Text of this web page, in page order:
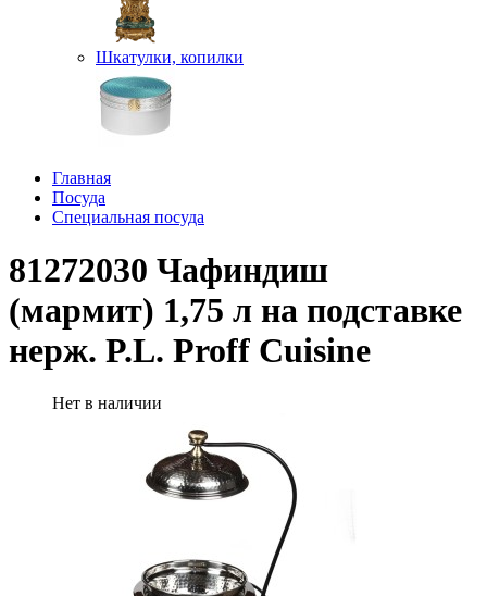
Шкатулки, копилки
Главная
Посуда
Специальная посуда
81272030 Чафиндиш
(мармит) 1,75 л на подставке
нерж. P.L. Proff Cuisine
Нет в наличии